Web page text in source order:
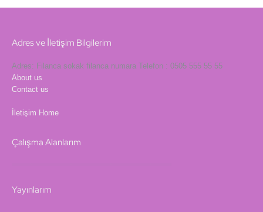
Adres ve İletişim Bilgilerim
Adres: Filanca sokak filanca numara Telefon : 0505 555 55 55
About us
Contact us
İletişim Home
Çalışma Alanlarım
Yayınlarım